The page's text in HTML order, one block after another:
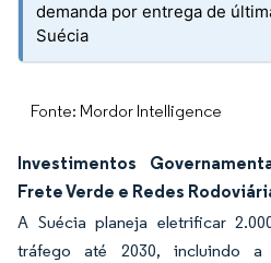
demanda por entrega de
Suécia
Fonte: Mordor Intelligence
Investimentos
Frete Verde e Redes
A Suécia planeja eletrificar
tráfego até 2030, incluindo a